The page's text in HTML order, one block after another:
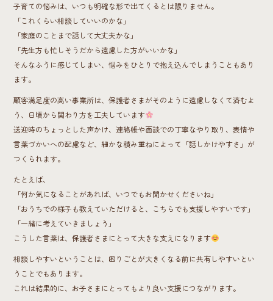
子育ての悩みは、いつも明確な形で出てくるとは限りません。
「これくらい相談していいのかな」
「家庭のことまで話して大丈夫かな」
「先生方も忙しそうだから遠慮した方がいいかな」
そんなふうに感じてしまい、悩みをひとりで抱え込んでしまうこともあり
ます。
顧客満足度の高い事業所は、保護者さまがそのように遠慮しなくて済むよ
う、日頃から関わり方を工夫しています
送迎時のちょっとした声かけ、連絡帳や面談での丁寧なやり取り、表情や
言葉づかいへの配慮など、細かな積み重ねによって「話しかけやすさ」が
つくられます。
たとえば、
「何か気になることがあれば、いつでもお聞かせくださいね」
「おうちでの様子も教えていただけると、こちらでも支援しやすいです」
「一緒に考えていきましょう」
こうした言葉は、保護者さまにとって大きな支えになります
相談しやすいということは、困りごとが大きくなる前に共有しやすいとい
うことでもあります。
これは結果的に、お子さまにとってもより良い支援につながります。